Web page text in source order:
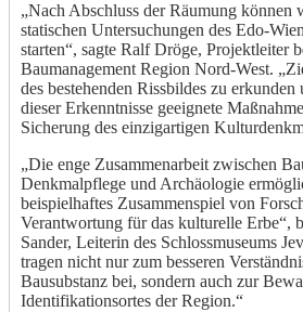
„Nach Abschluss der Räumung können
statischen Untersuchungen des Edo-
starten“, sagte Ralf Dröge, Projektleiter
Baumanagement Region Nord-West.
des bestehenden Rissbildes zu
dieser Erkenntnisse geeignete
Sicherung des einzigartigen
„Die enge Zusammenarbeit zwischen
Denkmalpflege und Archäologie
beispielhaftes Zusammenspiel von
Verantwortung für das kulturelle Erbe“,
Sander, Leiterin des Schlossmuseums
tragen nicht nur zum besseren
Bausubstanz bei, sondern auch zur
Identifikationsortes der Region.“